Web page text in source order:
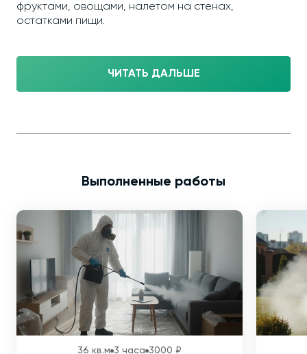
фруктами, овощами, налетом на стенах,
остатками пищи.
ЧИТАТЬ ДАЛЬШЕ
Выполненные работы
36 кв.м 3 часа 3000 ₽